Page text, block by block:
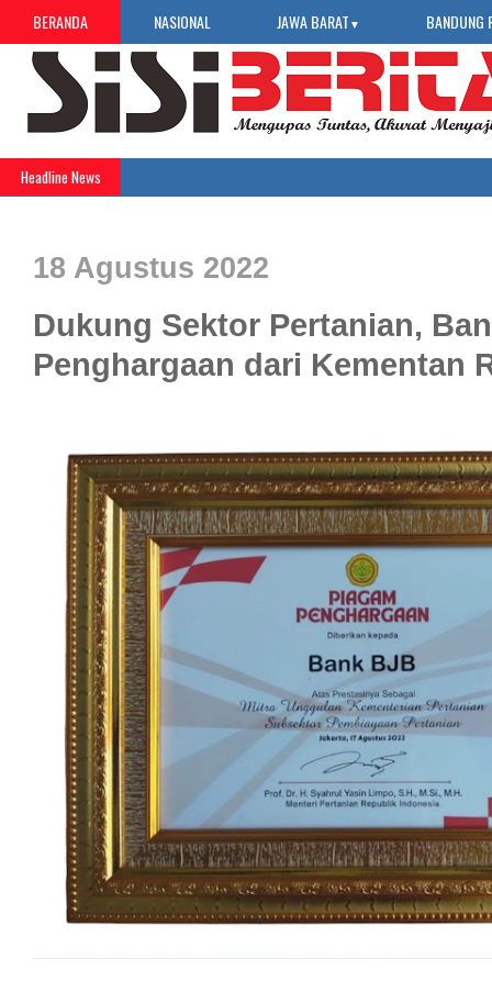
BERANDA NASIONAL JAWA BARAT ▼ BANDUNG
Headline News
18 Agustus 2022
Dukung Sektor Pertanian,
Penghargaan dari Kementan